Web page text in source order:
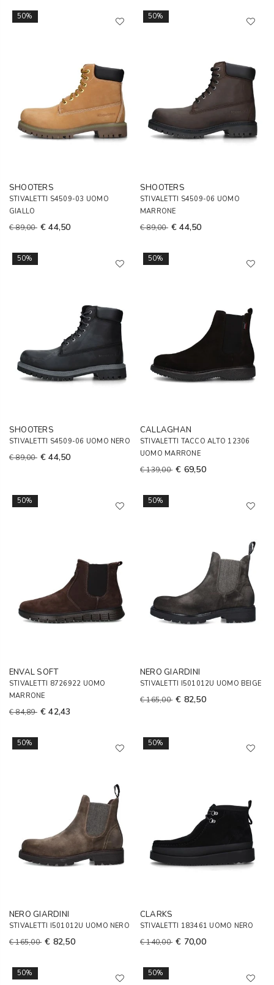
50%
SHOOTERS
STIVALETTI S4509-03 UOMO
GIALLO
€ 89,00 € 44,50
50%
SHOOTERS
STIVALETTI S4509-06 UOMO
MARRONE
€ 89,00 € 44,50
50%
SHOOTERS
STIVALETTI S4509-06 UOMO NERO
€ 89,00 € 44,50
50%
CALLAGHAN
STIVALETTI TACCO ALTO 12306
UOMO MARRONE
€ 139,00 € 69,50
50%
ENVAL SOFT
STIVALETTI 8726922 UOMO
MARRONE
€ 84,89 € 42,43
50%
NERO GIARDINI
STIVALETTI I501012U UOMO BEIGE
€ 165,00 € 82,50
50%
NERO GIARDINI
STIVALETTI I501012U UOMO NERO
€ 165,00 € 82,50
50%
CLARKS
STIVALETTI 183461 UOMO NERO
€ 140,00 € 70,00
50% 50%